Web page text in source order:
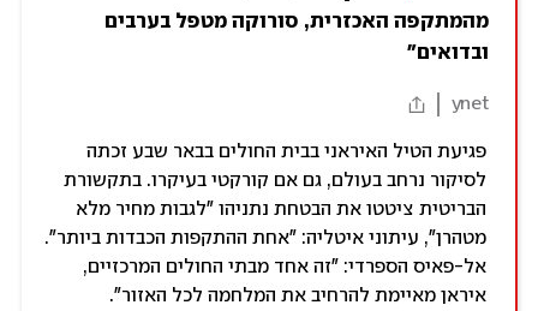
ובדואים"
ynet
פגיעת הטיל האיראני בבית החולים בבאר שבע זכתה
לסיקור נרחב בעולם, גם אם קורקטי בעיקרו. בתקשורת
הבריטית ציטטו את הבטחת נתניהו "לגבות מחיר מלא
מטהרן", עיתוני איטליה: "אחת ההתקפות הכבדות ביותר".
אל-פאיס הספרדי: "זה אחד מבתי החולים המרכזיים,
איראן מאיימת להרחיב את המלחמה לכל האזור".